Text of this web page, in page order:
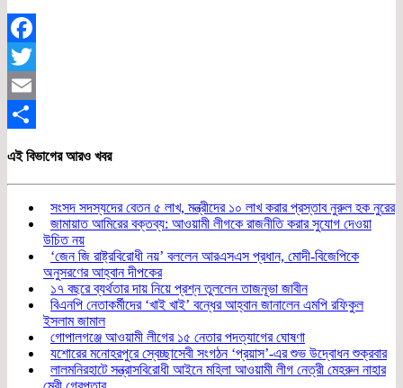
Facebook
Twitter
Email
এই বিভাগের আরও খবর
সংসদ সদস্যদের বেতন ৫ লাখ, মন্ত্রীদের ১০ লাখ করার প্রস্তাব নুরুল হক নুরের
জামায়াত আমিরের বক্তব্য: আওয়ামী লীগকে রাজনীতি করার সুযোগ দেওয়া
উচিত নয়
‘জেন জি রাষ্ট্রবিরোধী নয়’ বললেন আরএসএস প্রধান, মোদী-বিজেপিকে
অনুসরণের আহ্বান দীপকের
১৭ বছরে ব্যর্থতার দায় নিয়ে প্রশ্ন তুললেন তাজনূভা জাবীন
বিএনপি নেতাকর্মীদের ‘খাই খাই’ বন্ধের আহ্বান জানালেন এমপি রফিকুল
ইসলাম জামাল
গোপালগঞ্জে আওয়ামী লীগের ১৫ নেতার পদত্যাগের ঘোষণা
যশোরের মনোহরপুরে স্বেচ্ছাসেবী সংগঠন ‘প্রয়াস’-এর শুভ উদ্বোধন শুক্রবার
লালমনিরহাটে সন্ত্রাসবিরোধী আইনে মহিলা আওয়ামী লীগ নেত্রী মেহরুন নাহার